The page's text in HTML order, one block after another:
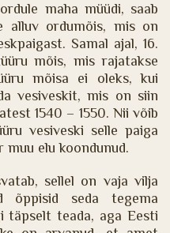
maha müüdi, saab
alluv ordumõis, mis on
Samal ajal, 16.
mõis, mis rajatakse
mõisa ei oleks, kui
vesiveskit, mis on siin
1540 – 1550. Nii võib
vesiveski selle paiga
muu elu koondunud.
sellel on vaja vilja
õppisid seda tegema
täpselt teada, aga Eesti